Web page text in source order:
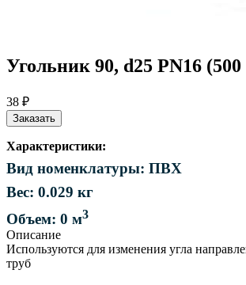
Угольник 90, d25 PN16 (500
38 ₽
Заказать
Характеристики:
Вид номенклатуры: ПВХ
Вес: 0.029 кг
Объем: 0 м3
Описание
Используются для изменения угла
труб